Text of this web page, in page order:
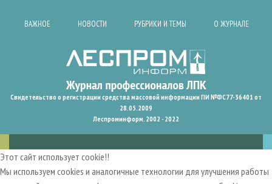
ВАЖНОЕ НОВОСТИ РУБРИКИ И ТЕМЫ О ЖУРНАЛЕ
Свидетельство о регистрации средства массовой информации ПИ №ФС77-36401 от
28.05.2009
Леспроминформ. 2002 - 2022
Этот сайт использует cookie!!
Мы используем cookies и аналогичные технологии для улучшения работы